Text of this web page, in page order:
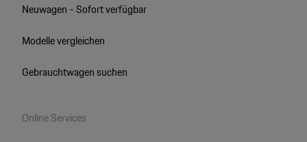
Neuwagen - Sofort verfügbar
Modelle vergleichen
Gebrauchtwagen suchen
Online Services